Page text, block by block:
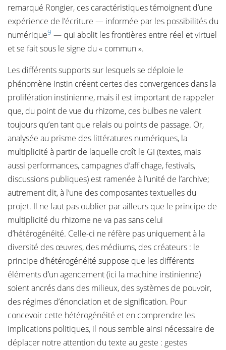
remarqué Rongier, ces caractéristiques témoignent d’une
expérience de l’écriture — informée par les possibilités du
numérique9 — qui abolit les frontières entre réel et virtuel
et se fait sous le signe du « commun ».
Les différents supports sur lesquels se déploie le
phénomène Instin créent certes des convergences dans la
prolifération instinienne, mais il est important de rappeler
que, du point de vue du rhizome, ces bulbes ne valent
toujours qu’en tant que relais ou points de passage. Or,
analysée au prisme des littératures numériques, la
multiplicité à partir de laquelle croît le GI (textes, mais
aussi performances, campagnes d’affichage, festivals,
discussions publiques) est ramenée à l’unité de l’archive;
autrement dit, à l’une des composantes textuelles du
projet. Il ne faut pas oublier par ailleurs que le principe de
multiplicité du rhizome ne va pas sans celui
d’hétérogénéité. Celle-ci ne réfère pas uniquement à la
diversité des œuvres, des médiums, des créateurs : le
principe d’hétérogénéité suppose que les différents
éléments d’un agencement (ici la machine instinienne)
soient ancrés dans des milieux, des systèmes de pouvoir,
des régimes d’énonciation et de signification. Pour
concevoir cette hétérogénéité et en comprendre les
implications politiques, il nous semble ainsi nécessaire de
déplacer notre attention du texte au geste : gestes